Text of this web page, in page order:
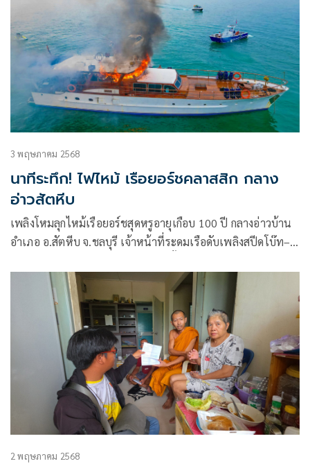
3 พฤษภาคม 2568
นาทีระทึก! ไฟไหม้ เรือยอร์ชคลาสสิก กลาง
อ่าวสัตหีบ
เพลิงโหมลุกไหม้เรือยอร์ชสุดหรูอายุเกือบ 100 ปี กลางอ่าวบ้าน
อำเภอ อ.สัตหีบ จ.ชลบุรี เจ้าหน้าที่ระดมเรือดับเพลิงสปีดโบ๊ท–
ทำประกัน แต่โชคดีไร้เจ็บ-เสียชีวิต คาดสาเหตุจาก ไฟฟ้า
2 พฤษภาคม 2568